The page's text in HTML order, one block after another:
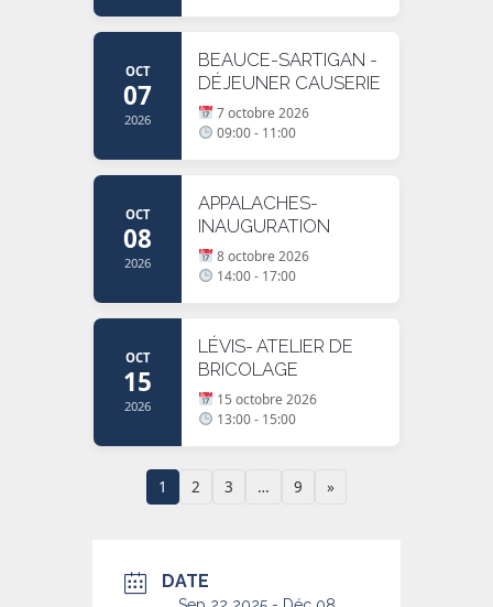
OCT
07
2026
BEAUCE-SARTIGAN -
DÉJEUNER CAUSERIE
7 octobre 2026
09:00 - 11:00
OCT
08
2026
APPALACHES-
INAUGURATION
8 octobre 2026
14:00 - 17:00
OCT
15
2026
LÉVIS- ATELIER DE
BRICOLAGE
15 octobre 2026
13:00 - 15:00
1 2 3 … 9 »
DATE